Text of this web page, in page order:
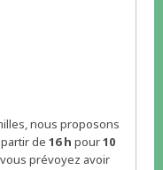
nous proposons
partir de 16 h pour10
vous prévoyez avoir